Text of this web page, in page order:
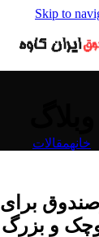
Skip to
خانهمقالات
برای
و بزرگ